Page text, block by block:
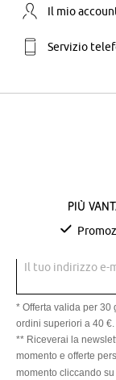
Il mio
Servizio
Più
Il tuo indirizzo e-
* Offerta valida per
ordini superiori a 40
** Riceverai la
momento e offerte
momento cliccando su